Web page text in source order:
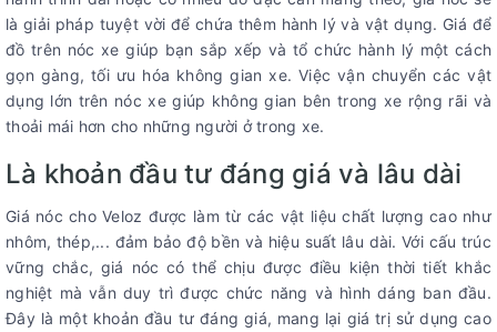
là giải pháp tuyệt vời để chứa thêm hành lý và vật dụng. Giá để
đồ trên nóc xe giúp bạn sắp xếp và tổ chức hành lý một cách
gọn gàng, tối ưu hóa không gian xe. Việc vận chuyển các vật
dụng lớn trên nóc xe giúp không gian bên trong xe rộng rãi và
thoải mái hơn cho những người ở trong xe.
Là khoản đầu tư đáng giá và lâu dài
Giá nóc cho Veloz được làm từ các vật liệu chất lượng cao như
nhôm, thép,... đảm bảo độ bền và hiệu suất lâu dài. Với cấu trúc
vững chắc, giá nóc có thể chịu được điều kiện thời tiết khắc
nghiệt mà vẫn duy trì được chức năng và hình dáng ban đầu.
Đây là một khoản đầu tư đáng giá, mang lại giá trị sử dụng cao